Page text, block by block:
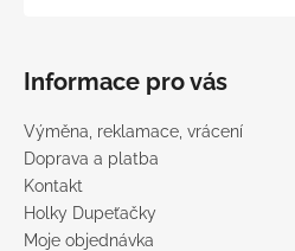
Informace pro vás
Výměna, reklamace, vrácení
Doprava a platba
Kontakt
Holky Dupeťačky
Moje objednávka